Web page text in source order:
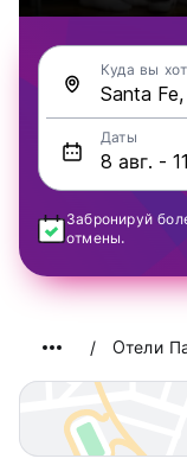
Куда вы
Даты
Забронируй
отмены.
Oтели